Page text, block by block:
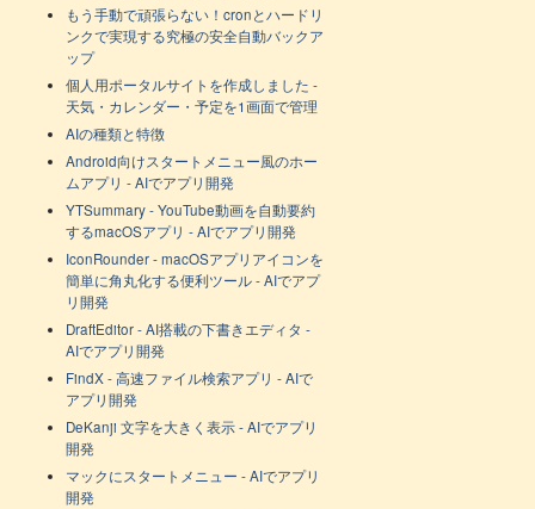
もう手動で頑張らない！cronとハードリ
ンクで実現する究極の安全自動バックア
ップ
個人用ポータルサイトを作成しました -
天気・カレンダー・予定を1画面で管理
AIの種類と特徴
Android向けスタートメニュー風のホー
ムアプリ - AIでアプリ開発
YTSummary - YouTube動画を自動要約
するmacOSアプリ - AIでアプリ開発
IconRounder - macOSアプリアイコンを
簡単に角丸化する便利ツール - AIでアプ
リ開発
DraftEditor - AI搭載の下書きエディタ -
AIでアプリ開発
FindX - 高速ファイル検索アプリ - AIで
アプリ開発
DeKanji 文字を大きく表示 - AIでアプリ
開発
マックにスタートメニュー - AIでアプリ
開発